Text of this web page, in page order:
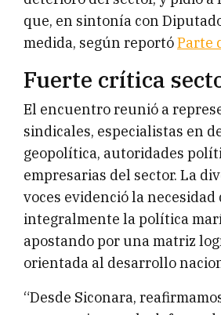
que, en sintonía con
medida, según reportóParte
Fuerte crítica
El encuentro reunió a
sindicales, especialistas en
geopolítica, autoridades
empresarias del sector. La
voces evidenció la
integralmente la política
apostando por una matriz
orientada al desarrollo
“Desde Siconara,